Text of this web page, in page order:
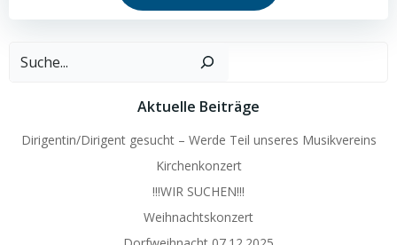
Aktuelle Beiträge
Dirigentin/Dirigent gesucht – Werde Teil unseres Musikvereins
Kirchenkonzert
!!!WIR SUCHEN!!!
Weihnachtskonzert